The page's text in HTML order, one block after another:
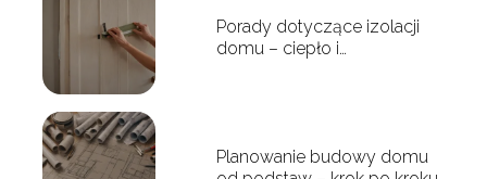
Porady dotyczące izolacji
domu – ciepło i
Planowanie budowy domu